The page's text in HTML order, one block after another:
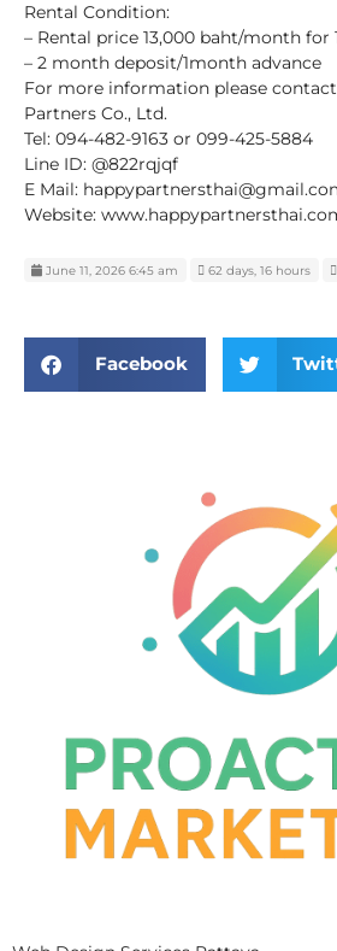
Rental Condition:
– Rental price 13,000 baht/month for
– 2 month deposit/1month advance
For more information please
Partners Co., Ltd.
Tel: 094-482-9163 or 099-425-5884
Line ID: @822rqjqf
E Mail:
Website:
June 11, 2026 6:45 am 62 days, 16 hours
Facebook